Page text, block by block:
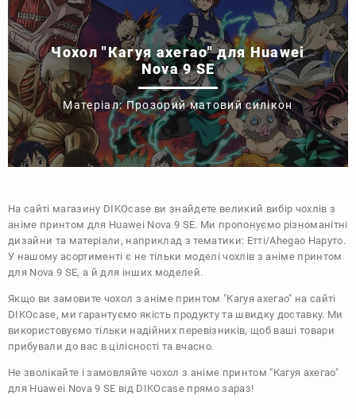
Чохол "Кагуя ахегао" для Huawei
Nova 9 SE
Матеріал: Прозорий матовий силікон
На сайті магазину DIKOcase ви знайдете великий вибір чохлів з
аніме принтом для Huawei Nova 9 SE. Ми пропонуємо різноманітні
дизайни та матеріали, наприклад з тематики: Етті/Ahegao Наруто.
У нашому асортименті є не тільки моделі чохлів з аніме принтом
для Nova 9 SE, а й для інших моделей.
Якщо ви замовите чохол з аніме принтом "Кагуя ахегао" на сайті
DIKOcase, ми гарантуємо якість продукту та швидку доставку. Ми
використовуємо тільки надійних перевізників, щоб ваші товари
прибували до вас в цілісності та вчасно.
Не зволікайте і замовляйте чохол з аніме принтом "Кагуя ахегао"
для Huawei Nova 9 SE від DIKOcase прямо зараз!